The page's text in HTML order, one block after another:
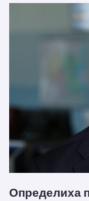
Определиха